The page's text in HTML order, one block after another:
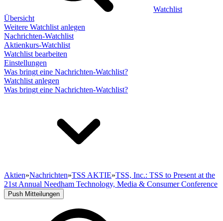
Watchlist
Übersicht
Weitere Watchlist anlegen
Nachrichten-Watchlist
Aktienkurs-Watchlist
Watchlist bearbeiten
Einstellungen
Was bringt eine Nachrichten-Watchlist?
Watchlist anlegen
Was bringt eine Nachrichten-Watchlist?
Aktien»Nachrichten»TSS AKTIE»TSS, Inc.: TSS to Present at the
21st Annual Needham Technology, Media & Consumer Conference
Push Mitteilungen